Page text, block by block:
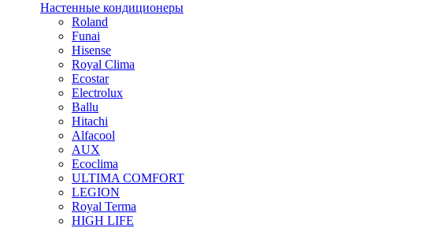
Настенные кондиционеры
Roland
Funai
Hisense
Royal Clima
Ecostar
Electrolux
Ballu
Hitachi
Alfacool
AUX
Ecoclima
ULTIMA COMFORT
LEGION
Royal Terma
HIGH LIFE